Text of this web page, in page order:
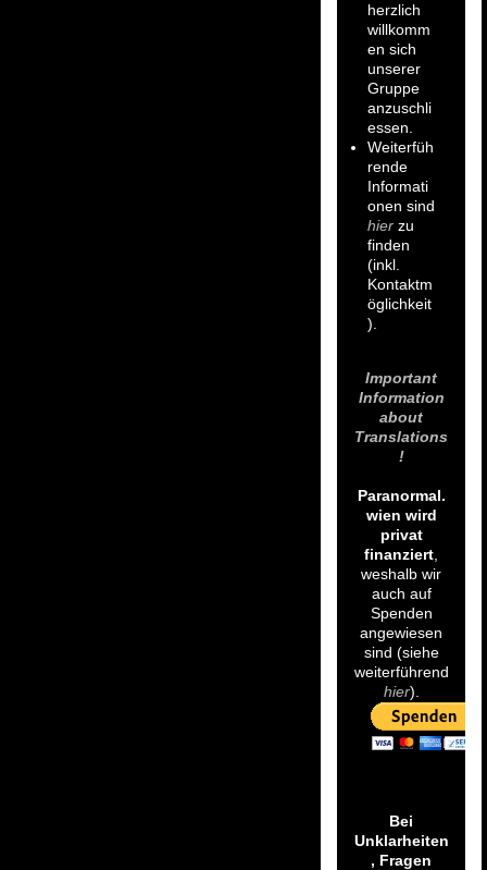
herzlich
willkomm
en sich
unserer
Gruppe
anzuschli
essen.
Weiterfüh
rende
Informati
onen sind
hier zu
finden
(inkl.
Kontaktm
öglichkeit
).
Important
Information
about
Translations
!
Paranormal.
wien wird
privat
finanziert
weshalb wir
auch auf
Spenden
angewiesen
sind (siehe
weiterführend
hier).
Bei
Unklarheiten
, Fragen